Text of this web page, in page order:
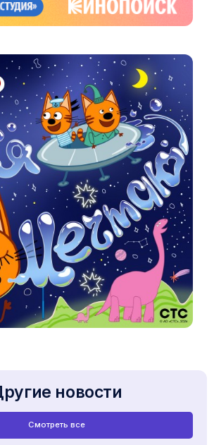
новости
Смотреть все